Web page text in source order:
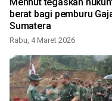
berat bagi pemburu
Sumatera
Rabu, 4 Maret 2026